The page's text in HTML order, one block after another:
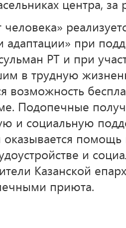
центра,
адаптации» при
РТ и при
в трудную
возможность
Подопечные
и социальную
помощь
и
Казанской
приюта.